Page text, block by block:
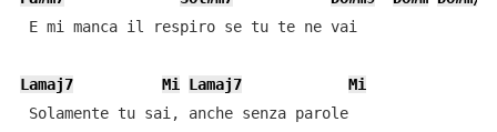
E mi manca il respiro se tu te ne vai
Lamaj7 Mi Lamaj7
Mi
Solamente tu sai, anche senza parole